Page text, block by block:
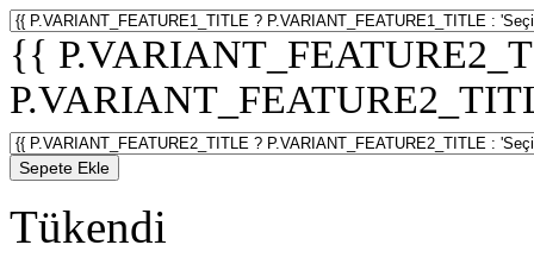
{{
Sepete Ekle
Tükendi